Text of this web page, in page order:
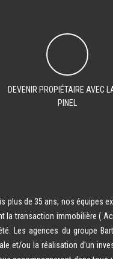
DEVENIR PROPIÉTAIRE AVEC
PINEL
plus de 35 ans, nos équipes
la transaction immobilière (
Les agences du groupe
et/ou la réalisation d’un